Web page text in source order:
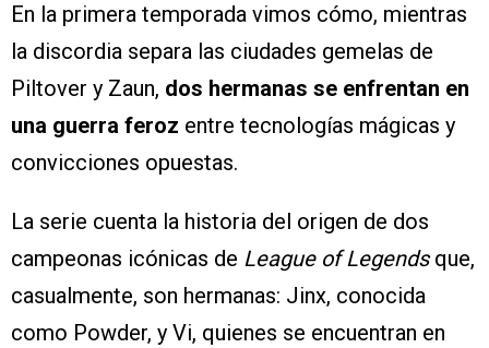
En la primera temporada vimos cómo, mientras
la discordia separa las ciudades gemelas de
Piltover y Zaun, dos hermanas se enfrentan en
una guerra feroz entre tecnologías mágicas y
convicciones opuestas.
La serie cuenta la historia del origen de dos
campeonas icónicas de League of Legendsque,
casualmente, son hermanas: Jinx, conocida
como Powder, y Vi, quienes se encuentran en